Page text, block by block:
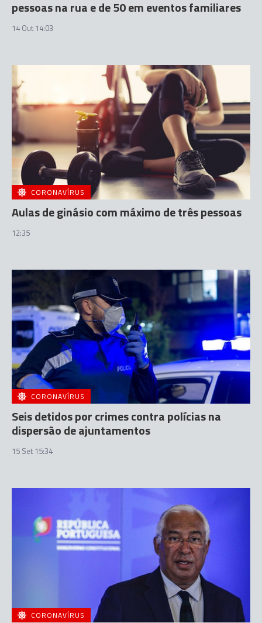
pessoas na rua e de 50 em eventos familiares
14 Out 14:03
CORONAVÍRUS
Aulas de ginásio com máximo de três pessoas
12:35
CORONAVÍRUS
Seis detidos por crimes contra polícias na
dispersão de ajuntamentos
15 Set 15:34
CORONAVÍRUS